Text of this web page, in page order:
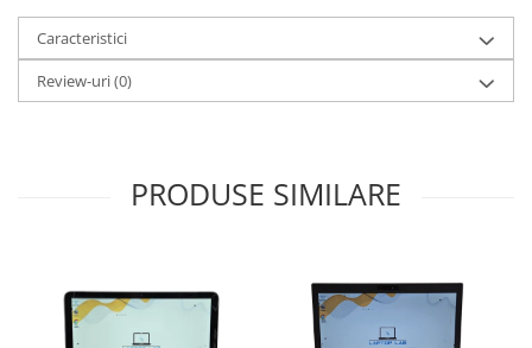
Caracteristici
Review-uri(0)
PRODUSE SIMILARE